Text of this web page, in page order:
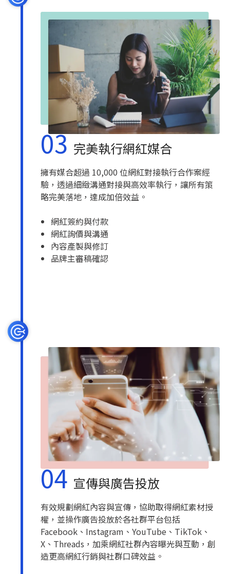
03 完美執行網紅媒合
擁有媒合超過 10,000 位網紅對接執行合作案經
驗，透過細緻溝通對接與高效率執行，讓所有策
略完美落地，達成加倍效益。
網紅簽約與付款
網紅詢價與溝通
內容產製與修訂
品牌主審稿確認
04 宣傳與廣告投放
有效規劃網紅內容與宣傳，協助取得網紅素材授
權，並操作廣告投放於各社群平台包括
Facebook、Instagram、YouTube、TikTok、
X、Threads，加乘網紅社群內容曝光與互動，創
造更高網紅行銷與社群口碑效益。